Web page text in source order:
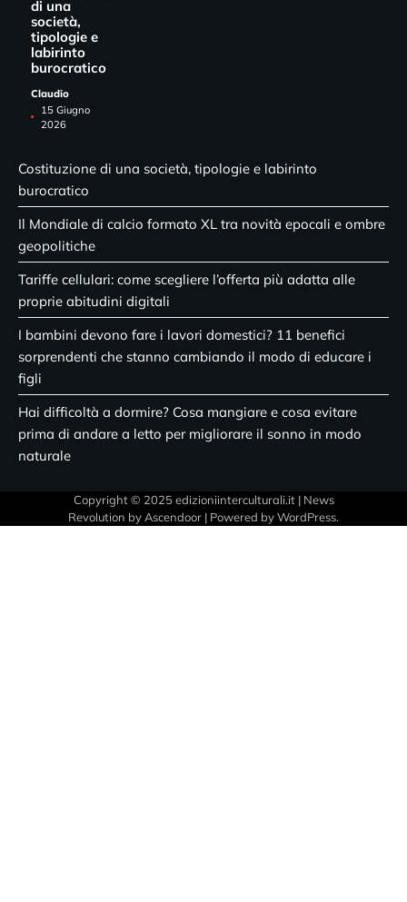
di una
società,
tipologie e
labirinto
burocratico
Claudio
15 Giugno
2026
Costituzione di una società, tipologie e labirinto
burocratico
Il Mondiale di calcio formato XL tra novità epocali e ombre
geopolitiche
Tariffe cellulari: come scegliere l’offerta più adatta alle
proprie abitudini digitali
I bambini devono fare i lavori domestici? 11 benefici
sorprendenti che stanno cambiando il modo di educare i
figli
Hai difficoltà a dormire? Cosa mangiare e cosa evitare
prima di andare a letto per migliorare il sonno in modo
naturale
Copyright © 2025 edizioniinterculturali.it | News
Revolution byAscendoor | Powered byWordPress.